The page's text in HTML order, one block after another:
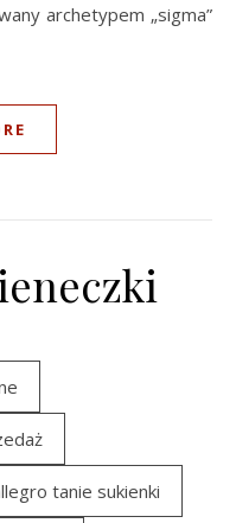
archetypem „sigma”
tanie sukienki